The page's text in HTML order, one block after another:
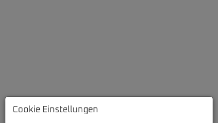
Cookie Einstellungen